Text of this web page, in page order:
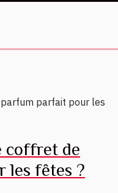
parfait pour les
coffret de
les fêtes ?